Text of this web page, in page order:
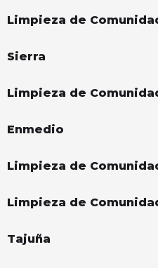
Limpieza de
Sierra
Limpieza de
Enmedio
Limpieza de
Limpieza de
Tajuña